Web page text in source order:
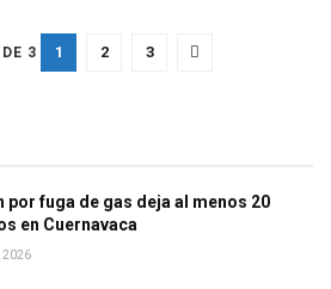
3 1 2 3
por fuga de gas deja al menos 20
en Cuernavaca
2026